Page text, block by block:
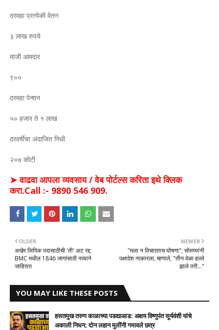
दरमहा प्रत्येकी वेतन
३ लाख रुपये
माजी आमदार
९००
दरमहा पेन्शन
५० हजार ते १ लाख
दरवर्षीचा अंदाजित निधी
२०७ कोटी
➤ वाढवा आपला व्यवसाय / वेब पोर्टल्स करिता इथे क्लिक
करा.Call :- 9890 546 909.
NEWER
"मला न विचारताच घोषणा"; सोमय्यांनी
पक्षादेश नाकारला, म्हणाले, "तीन वेळा हल्ले
झाले तरी..."
OLDER
अखेर लिपिक पदासाठीची 'ती' अट रद्द;
BMC मधील 1846 जागांसाठी नव्याने
जाहिरात
YOU MAY LIKE THESE POSTS
हसतमुख तरुण काळाच्या पडद्याआड: अक्षय विष्णुपंत सूर्यवंशी यांचे
अकाली निधन; दोन लहान मुलींनी गमावले छत्र